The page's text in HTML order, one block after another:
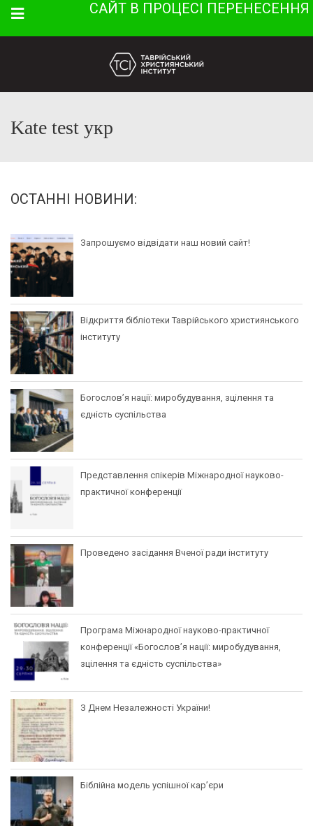
Menu САЙТ В ПРОЦЕСІ ПЕРЕНЕСЕННЯ
Kate test укр
ОСТАННІ НОВИНИ:
Запрошуємо відвідати наш новий сайт!
Відкриття бібліотеки Таврійського християнського
інституту
Богослов’я нації: миробудування, зцілення та
єдність суспільства
Представлення спікерів Міжнародної науково-
практичної конференції
Проведено засідання Вченої ради інституту
Програма Міжнародної науково-практичної
конференції «Богослов’я нації: миробудування,
зцілення та єдність суспільства»
З Днем Незалежності України!
Біблійна модель успішної кар’єри